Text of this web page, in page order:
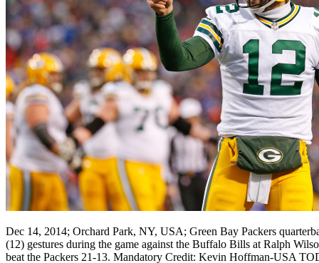
Dec 14, 2014; Orchard Park, NY, USA; Green Bay Packers
(12) gestures during the game against the Buffalo Bills at Ralph
beat the Packers 21-13. Mandatory Credit: Kevin Hoffman-USA